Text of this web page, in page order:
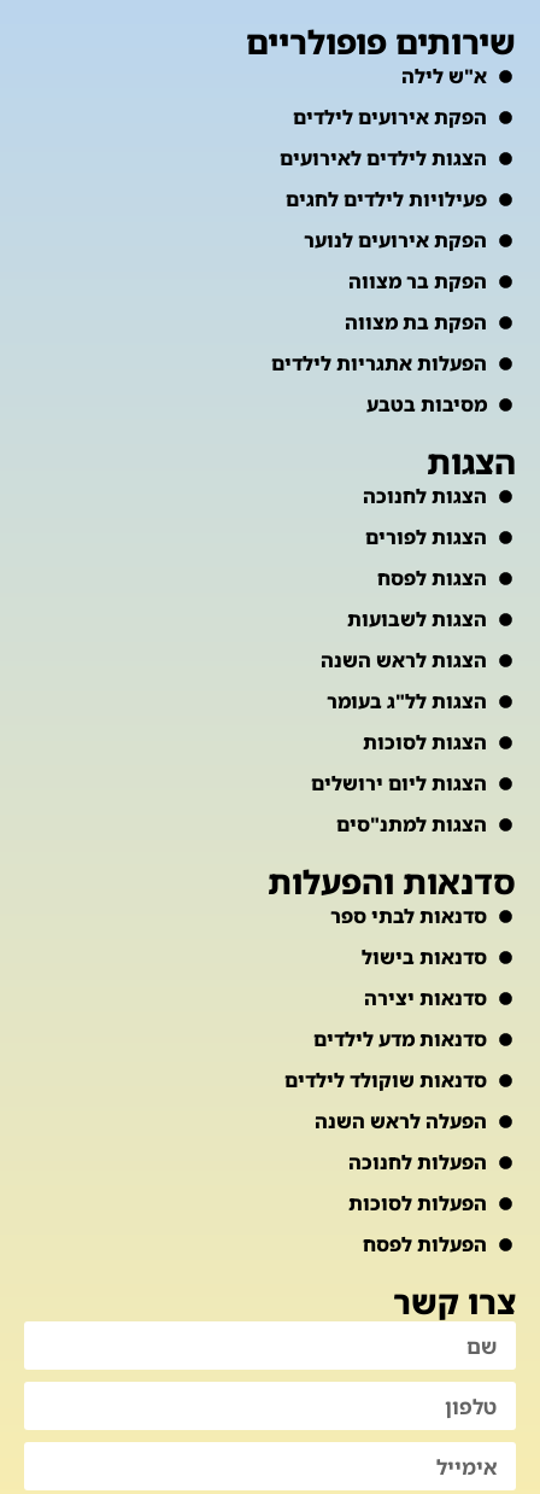
שירותים פופולריים
א"ש לילה
הפקת אירועים לילדים
הצגות לילדים לאירועים
פעילויות לילדים לחגים
הפקת אירועים לנוער
הפקת בר מצווה
הפקת בת מצווה
הפעלות אתגריות לילדים
מסיבות בטבע
הצגות
הצגות לחנוכה
הצגות לפורים
הצגות לפסח
הצגות לשבועות
הצגות לראש השנה
הצגות לל"ג בעומר
הצגות לסוכות
הצגות ליום ירושלים
הצגות למתנ"סים
סדנאות והפעלות
סדנאות לבתי ספר
סדנאות בישול
סדנאות יצירה
סדנאות מדע לילדים
סדנאות שוקולד לילדים
הפעלה לראש השנה
הפעלות לחנוכה
הפעלות לסוכות
הפעלות לפסח
צרו קשר